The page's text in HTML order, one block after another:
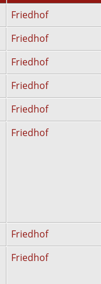
Friedhof
Friedhof
Friedhof
Friedhof
Friedhof
Friedhof
Friedhof
Friedhof